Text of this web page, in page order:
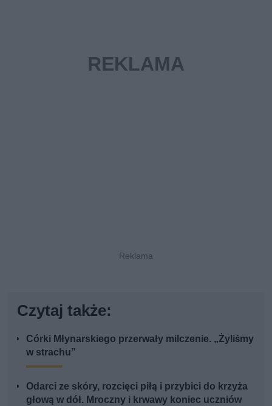
Czytaj także:
Córki Młynarskiego przerwały milczenie. „Żyliśmy
w strachu”
Odarci ze skóry, rozcięci piłą i przybici do krzyża
głową w dół. Mroczny i krwawy koniec uczniów